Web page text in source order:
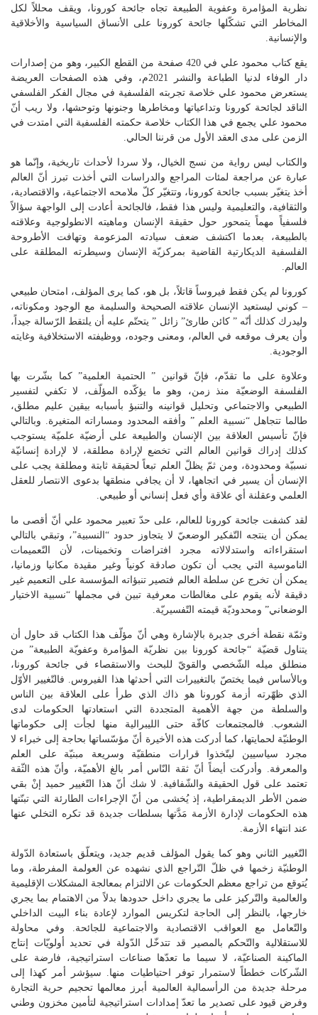
نظرية المؤامرة وعفوية الطبيعة تجاه جائحة كورونا، ويقف محللاً لكل
المخاطر التي تشكّلها جائحة كورونا على الأنساق السياسية والأخلاقية
والإنسانية.
يقع كتاب محمود علي في 420 صفحة من القطع الكبير، وهو من إصدارات
دار الوفاء لدنيا الطباعة والنشر 2021م، وفي هذه الصفحات العريضة
يستعرض محمود علي خلاصة تجربته الفلسفية في مجال الفكر الفلسفي
الناقد لجائحة كورونا وتداعياتها ومخاطرها وجنونها وتوحشها، ولا ريب أنّ
محمود علي يجمع في هذا الكتاب خلاصة حكمته الفلسفية التي امتدت في
الزمن على مدى العقد الأول من قرننا الحالي.
والكتاب ليس رواية من نسج الخيال، ولا سردا لأحداث تاريخية، وإنّما هو
عبارة عن مراجعة لمئات المراجع والدراسات التي أخذت تبرز أنّ العالم
أخذ يتغيّر بسبب جائحة كورونا، وتتغيّر كلّ ملامحه الاجتماعية، والاقتصادية،
والثقافية، والتعليمية وليس هذا فقط، فالجائحة أعادت إلى الواجهة سؤالاً
فلسفياً مهماً يتمحور حول حقيقة الإنسان وماهيته الانطولوجية وعلاقته
بالطبيعة، بعدما اكتشف ضعف سيادته المزعومة وتهافت الأطروحة
الفلسفية الديكارتية القاضية بمركزيّة الإنسان وسيطرته المطلقة على
العالم.
كورونا لم يكن فقط فيروساً قاتلاً، بل هو، كما يرى المؤلف، امتحان طبيعي
– كوني ليستعيد الإنسان علاقته الصحيحة والسليمة مع الوجود ومكوناته،
وليدرك كذلك أنّه ” كائن طارئ” زائل ” يتحتّم عليه أن يلتقط الرّسالة جيداً،
وأن يعرف موقعه في العالم، ومعنى وجوده، ووظيفته الاستخلافية وغايته
الوجودية.
وعلاوة على ما تقدّم، فإنّ قوانين ” الحتمية العلمية” كما بشّرت بها
الفلسفة الوضعيّة منذ زمن، وهو ما يؤكّده المؤلّف، لا تكفي لتفسير
الطبيعي والاجتماعي وتحليل قوانينه والتنبؤ بأسبابه بيقين عليم مطلق،
طالما تتجاهل “نسبية العلم ” وأفقه المحدود ومساراته المتغيرة. وبالتالي
فإنّ تأسيس العلاقة بين الإنسان والطبيعة على أرضيّة علميّة يستوجب
كذلك إدراك قوانين العالم التي تخضع لإرادة مطلقة، لا لإرادة إنسانيّة
نسبيّة ومحدودة، ومن ثمّ يظلّ العلم تبعاً لحقيقة ثابتة ومطلقة يجب على
الإنسان أن يسير في اتجاهها، لا أن يجافي منطقها بدعوى الانتصار للعقل
العلمي وعقلنة أي علاقة وأي فعل إنساني أو طبيعي.
لقد كشفت جائحة كورونا للعالم، على حدّ تعبير محمود علي أنّ أقصى ما
يمكن أن ينتجه التّفكير الوضعيّ لا يتجاوز حدود “النسبية”، وتبقي بالتالي
استقراءاته واستدلالاته مجرد افتراضات وتخمينات، لأن التّعميمات
الناموسية التي يجب أن تكون صادقة كونياً وغير مقيدة مكانيا وزمانيا،
يمكن أن تخرج عن سلطة العالم فتصير تنبؤاته المؤسسة على التعميم غير
دقيقة لأنه يقوم على مغالطات معرفية تبين في مجملها “نسبية الاختيار
الوضعاني” ومحدوديّة قيمته التّفسيريّة.
وثمّة نقطة أخرى جديرة بالإشارة وهي أنّ مؤلّف هذا الكتاب قد حاول أن
يتناول قضيّة “جائحة كورونا بين نظريّة المؤامرة وعفويّة الطبيعة” من
منطلق ميله الشّخصي والقويّ للبحث والاستقصاء في جائحة كورونا،
وبالأساس فيما يختصّ بالتغييرات التي أحدثها هذا الفيروس. فالتّغيير الأوّل
الذي ظهّرته أزمة كورونا هو ذاك الذي طرأ على العلاقة بين الناس
والسلطة من جهة الأهمية المتجددة التي استعادتها الحكومات لدى
الشعوب. فالمجتمعات كافّة حتى الليبرالية منها لجأت إلى حكوماتها
الوطنيّة لحمايتها، كما أدركت هذه الأخيرة أنّ مؤسّساتها بحاجة إلى خبراء لا
مجرد سياسيين ليتّخذوا قرارات منطقيّة وسريعة مبنيّة على العلم
والمعرفة. وأدركت أيضاً أنّ ثقة النّاس أمر بالغ الأهميّة، وأنّ هذه الثّقة
تعتمد على قول الحقيقة والشّفافية. لا شك أنّ هذا التّغيير حميد إنْ بقي
ضمن الأطر الديمقراطية، إذ يُخشى من أنّ الإجراءات الطارئة التي تبنّتها
هذه الحكومات لإدارة الأزمة مَدَّتها بسلطات جديدة قد تكره التخلي عنها
عند انتهاء الأزمة.
التّغيير الثاني وهو كما يقول المؤلف قديم جديد، ويتعلّق باستعادة الدّولة
الوطنيّة زخمها في ظلّ التّراجع الذي نشهده عن العولمة المفرطة، وما
يُتوقع من تراجع معظم الحكومات عن الالتزام بمعالجة المشكلات الإقليمية
والعالمية والتّركيز على ما يجري داخل حدودها بدلاً من الاهتمام بما يجري
خارجها، بالنظر إلى الحاجة لتكريس الموارد لإعادة بناء البيت الداخلي
والتّعامل مع العواقب الاقتصادية والاجتماعية للجائحة. وفي محاولة
للاستقلالية والتّحكم بالمصير قد تتدخّل الدّولة في تحديد أولويّات إنتاج
الماكينة الصناعيّة، لا سيما ما تعدّها صناعات استراتيجية، فارضة على
الشّركات خططاً لاستمرار توفر احتياطيات منها. سيؤشر أمر كهذا إلى
مرحلة جديدة من الرأسمالية العالمية أبرز معالمها تحجيم حرية التجارة
وفرض قيود على تصدير ما تعدّ إمدادات استراتيجية لتأمين مخزون وطني